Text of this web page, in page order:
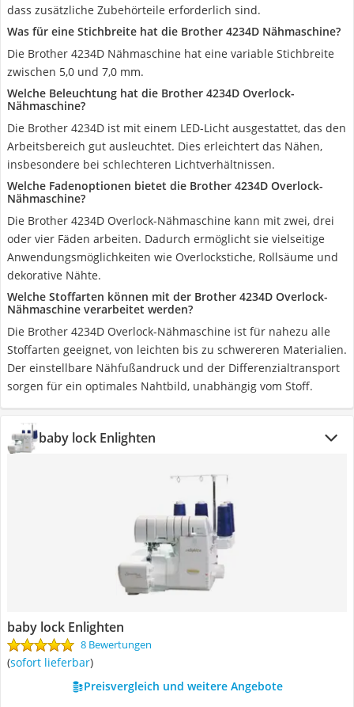
dass zusätzliche Zubehörteile erforderlich sind.
Was für eine Stichbreite hat die Brother 4234D Nähmaschine?
Die Brother 4234D Nähmaschine hat eine variable Stichbreite
zwischen 5,0 und 7,0 mm.
Welche Beleuchtung hat die Brother 4234D Overlock-
Nähmaschine?
Die Brother 4234D ist mit einem LED-Licht ausgestattet, das den
Arbeitsbereich gut ausleuchtet. Dies erleichtert das Nähen,
insbesondere bei schlechteren Lichtverhältnissen.
Welche Fadenoptionen bietet die Brother 4234D Overlock-
Nähmaschine?
Die Brother 4234D Overlock-Nähmaschine kann mit zwei, drei
oder vier Fäden arbeiten. Dadurch ermöglicht sie vielseitige
Anwendungsmöglichkeiten wie Overlockstiche, Rollsäume und
dekorative Nähte.
Welche Stoffarten können mit der Brother 4234D Overlock-
Nähmaschine verarbeitet werden?
Die Brother 4234D Overlock-Nähmaschine ist für nahezu alle
Stoffarten geeignet, von leichten bis zu schwereren Materialien.
Der einstellbare Nähfußandruck und der Differenzialtransport
sorgen für ein optimales Nahtbild, unabhängig vom Stoff.
baby lock Enlighten
baby lock Enlighten
8 Bewertungen
( sofort lieferbar)
Preisvergleich und weitere Angebote